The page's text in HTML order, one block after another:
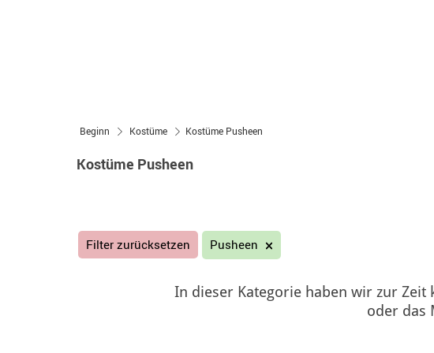
Beginn Kostüme Kostüme Pusheen
Kostüme Pusheen
Filter zurücksetzen Pusheen
In dieser Kategorie haben wir zur Zeit
oder das